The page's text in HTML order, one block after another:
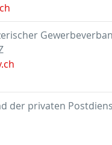
der privaten